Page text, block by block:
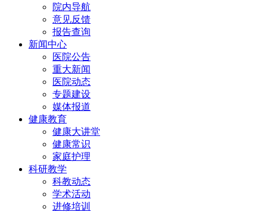
院内导航
意见反馈
报告查询
新闻中心
医院公告
重大新闻
医院动态
专题建设
媒体报道
健康教育
健康大讲堂
健康常识
家庭护理
科研教学
科教动态
学术活动
进修培训